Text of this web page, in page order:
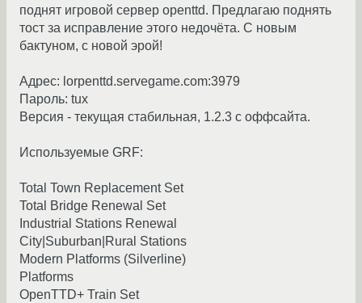
поднят игровой сервер openttd. Предлагаю поднять
тост за исправление этого недочёта. С новым
бактуном, с новой эрой!
Адрес: lorpenttd.servegame.com:3979
Пароль: tux
Версия - текущая стабильная, 1.2.3 с оффсайта.
Используемые GRF:
Total Town Replacement Set
Total Bridge Renewal Set
Industrial Stations Renewal
City|Suburban|Rural Stations
Modern Platforms (Silverline)
Platforms
OpenTTD+ Train Set